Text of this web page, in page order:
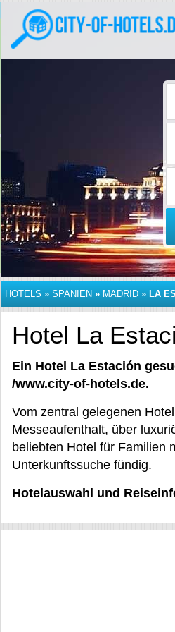
HOTELS » SPANIEN » MADRID » LA
Hotel La
Ein Hotel La Estación
/www.city-of-hotels.de.
Vom zentral gelegenen
Messeaufenthalt, über
beliebten Hotel für Familien
Unterkunftssuche fündig.
Hotelauswahl und